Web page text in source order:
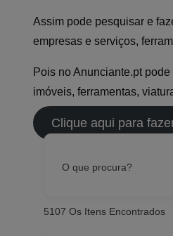
Assim pode pesquisar e
empresas e serviços,
Pois no Anunciante.pt
imóveis, ferramentas,
Clique aqui para
O que procura?
5107 Os Itens Encontrados